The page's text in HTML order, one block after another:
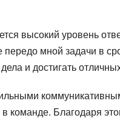
высокий уровень
мной задачи в
и достигать
команде. Благодаря